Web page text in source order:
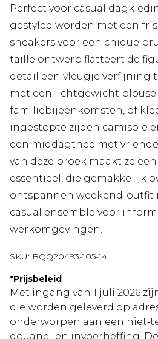
Perfect voor casual
gestyled worden met een
sneakers voor een chique
taille ontwerp flatteert de
detail een vleugje verfijning
met een lichtgewicht blouse
familiebijeenkomsten, of
ingestopte zijden camisole
een middagthee met
van deze broek maakt ze
essentieel, die gemakkelijk
ontspannen weekend-outfit
casual ensemble voor
werkomgevingen.
SKU: BQQ20493-105-14
*Prijsbeleid
Met ingang van 1 juli 2026
die worden geleverd op
onderworpen aan een
douane- en invoerheffing.